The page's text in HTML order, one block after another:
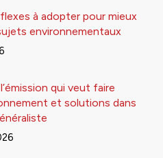
à adopter pour mieux
environnementaux
qui veut faire
et solutions dans